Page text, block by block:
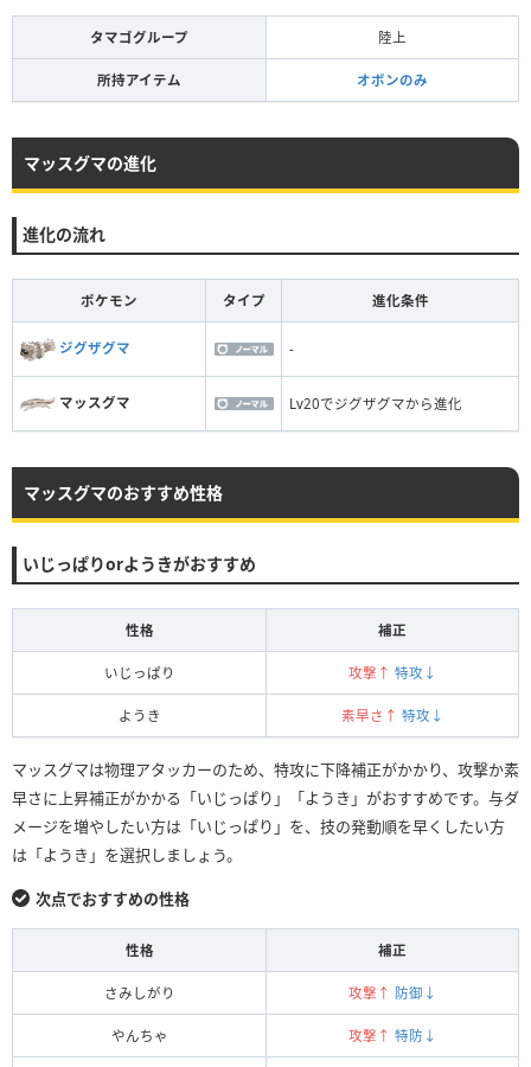
タマゴグループ 陸上
所持アイテム オボンのみ
マッスグマの進化
進化の流れ
ポケモン タイプ 進化条件
ジグザグマ -
マッスグマ Lv20でジグザグマから進化
マッスグマのおすすめ性格
いじっぱりorようきがおすすめ
性格 補正
いじっぱり 攻撃↑ 特攻↓
ようき 素早さ↑ 特攻↓
マッスグマは物理アタッカーのため、特攻に下降補正がかかり、攻撃か素
早さに上昇補正がかかる「いじっぱり」「ようき」がおすすめです。与ダ
メージを増やしたい方は「いじっぱり」を、技の発動順を早くしたい方
は「ようき」を選択しましょう。
次点でおすすめの性格
性格 補正
さみしがり 攻撃↑ 防御↓
やんちゃ 攻撃↑ 特防↓